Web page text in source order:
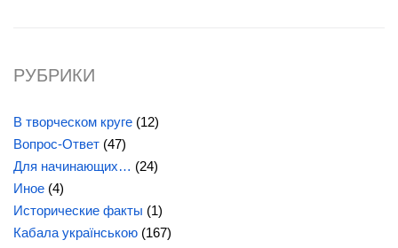
РУБРИКИ
В творческом круге (12)
Вопрос-Ответ (47)
Для начинающих… (24)
Иное (4)
Исторические факты (1)
Кабала українською (167)